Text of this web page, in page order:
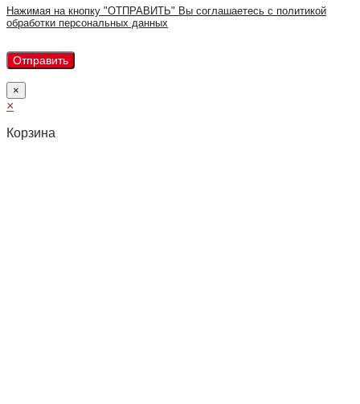
Нажимая на кнопку "ОТПРАВИТЬ" Вы соглашаетесь с политикой
обработки персональных данных
×
×
Корзина